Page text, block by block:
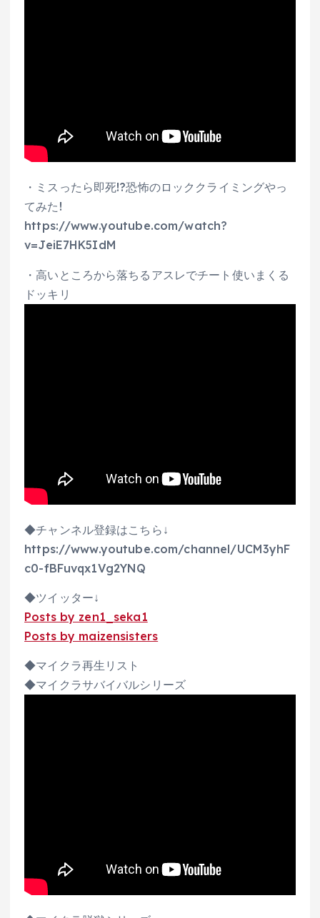
・ミスったら即死!?恐怖のロッククライミングやっ
てみた!
https://www.youtube.com/watch?
v=JeiE7HK5IdM
・高いところから落ちるアスレでチート使いまくる
ドッキリ
◆チャンネル登録はこちら↓
https://www.youtube.com/channel/UCM3yhF
c0-fBFuvqx1Vg2YNQ
◆ツイッター↓
Posts by zen1_seka1
Posts by maizensisters
◆マイクラ再生リスト
◆マイクラサバイバルシリーズ